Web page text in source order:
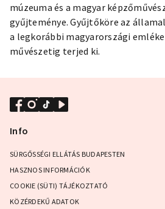
múzeuma és a magyar
gyűjteménye. Gyűjtőköre az
a legkorábbi magyarországi
művészetig terjed ki.
Info
SÜRGŐSSÉGI ELLÁTÁS BUDAPESTEN
HASZNOS INFORMÁCIÓK
COOKIE (SÜTI) TÁJÉKOZTATÓ
KÖZÉRDEKŰ ADATOK